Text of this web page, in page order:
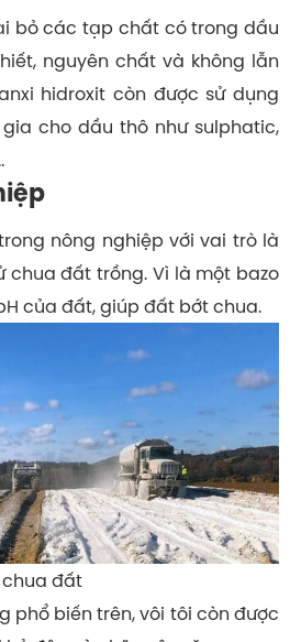
bỏ các tạp chất có trong dầu
nguyên chất và không lẫn
hidroxit còn được sử dụng
cho dầu thô như sulphatic,
nông nghiệp với vai trò là
chua đất trồng. Vì là một bazo
của đất, giúp đất bớt chua.
chua đất
phổ biến trên, vôi tôi còn được